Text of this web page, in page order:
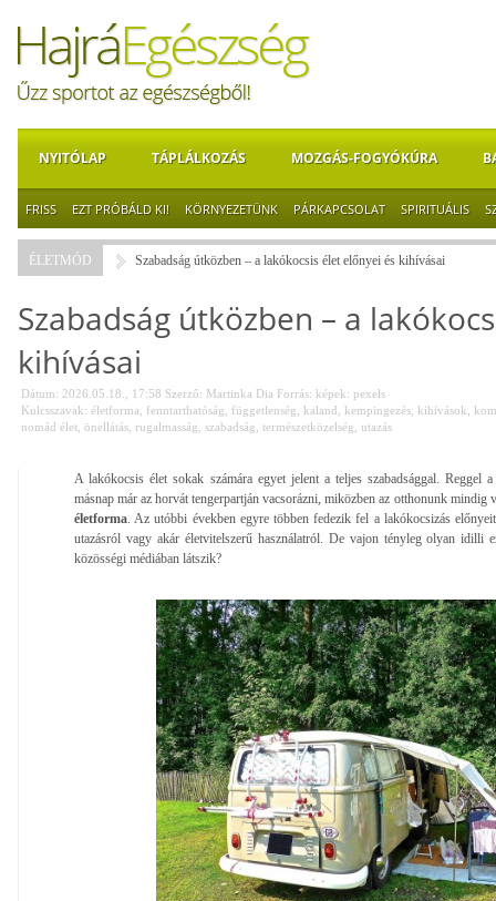
NYITÓLAP TÁPLÁLKOZÁS MOZGÁS-FOGYÓKÚRA
FRISS EZT PRÓBÁLD KI! KÖRNYEZETÜNK PÁRKAPCSOLAT SPIRITUÁLIS
ÉLETMÓD Szabadság útközben – a lakókocsis élet előnyei és kihívásai
Szabadság útközben – a
kihívásai
Dátum: 2026.05.18., 17:58 Szerző: Martinka Dia Forrás: képek: pexels
Kulcsszavak: életforma fenntarthatóság függetlenség kaland kempingezés kihívások
nomád élet önellátás rugalmasság szabadság természetközelség utazás
A lakókocsis élet sokak számára egyet jelent a teljes szabadsággal. Reggel
másnap már az horvát tengerpartján vacsorázni, miközben az otthonunk mindig
életforma . Az utóbbi években egyre többen fedezik fel a lakókocsizás
utazásról vagy akár életvitelszerű használatról. De vajon tényleg olyan idilli
közösségi médiában látszik?